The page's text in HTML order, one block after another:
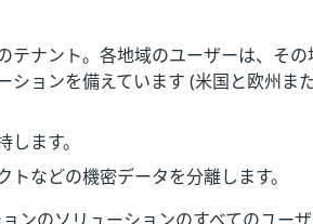
テナント。各地域のユーザーは、そ
ションを備えています (米国と欧州ま
ます。
などの機密データを分離します。